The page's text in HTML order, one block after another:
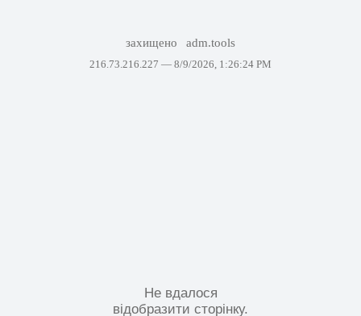
захищено adm.tools
216.73.216.227 — 8/9/2026, 1:26:24 PM
Не вдалося
відобразити сторінку.